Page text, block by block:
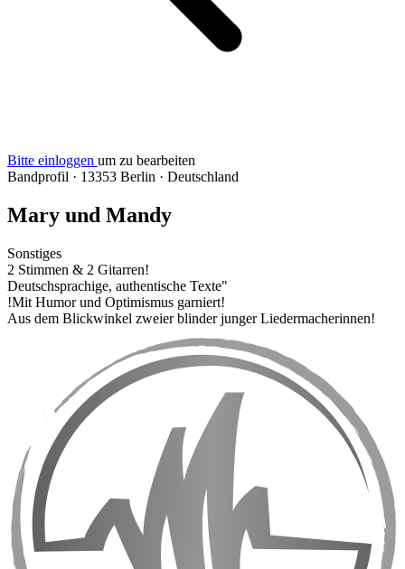
Bitte einloggen um zu bearbeiten
Bandprofil · 13353 Berlin · Deutschland
Mary und Mandy
Sonstiges
2 Stimmen & 2 Gitarren!
Deutschsprachige, authentische Texte"
!Mit Humor und Optimismus garniert!
Aus dem Blickwinkel zweier blinder junger Liedermacherinnen!